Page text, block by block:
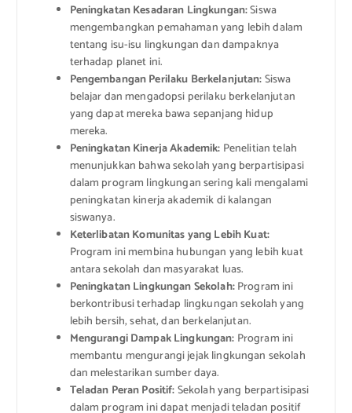
Peningkatan Kesadaran Lingkungan:Siswa
mengembangkan pemahaman yang lebih dalam
tentang isu-isu lingkungan dan dampaknya
terhadap planet ini.
Pengembangan Perilaku Berkelanjutan:Siswa
belajar dan mengadopsi perilaku berkelanjutan
yang dapat mereka bawa sepanjang hidup
mereka.
Peningkatan Kinerja Akademik: Penelitian telah
menunjukkan bahwa sekolah yang berpartisipasi
dalam program lingkungan sering kali mengalami
peningkatan kinerja akademik di kalangan
siswanya.
Keterlibatan Komunitas yang Lebih Kuat:
Program ini membina hubungan yang lebih kuat
antara sekolah dan masyarakat luas.
Peningkatan Lingkungan Sekolah:Program ini
berkontribusi terhadap lingkungan sekolah yang
lebih bersih, sehat, dan berkelanjutan.
Mengurangi Dampak Lingkungan: Program ini
membantu mengurangi jejak lingkungan sekolah
dan melestarikan sumber daya.
Teladan Peran Positif:Sekolah yang berpartisipasi
dalam program ini dapat menjadi teladan positif